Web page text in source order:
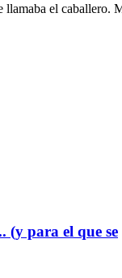
llamaba el
(y para el que se